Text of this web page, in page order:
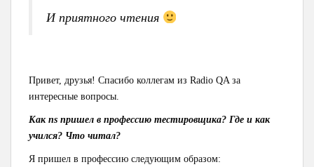
И приятного чтения
Привет, друзья! Спасибо коллегам из Radio QA за
интересные вопросы.
Как ns пришел в профессию тестировщика? Где и как
учился? Что читал?
Я пришел в профессию следующим образом: